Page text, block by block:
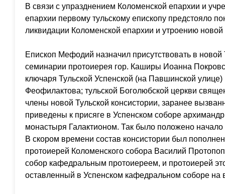
В связи с упразднением Коломенской епархии и
епархии первому тульскому епископу предстояло
ликвидации Коломенской епархии и утроению
Епископ Мефодий назначил присутствовать в новой
семинарии протоиерея гор. Каширы Иоанна
ключаря Тульской Успенской (на Павшинской
Феофилактова; тульской Боголюбской церкви
члены новой Тульской консистории, заранее
приведены к присяге в Успенском соборе
монастыря Галактионом. Так было положено начало
В скором времени состав консистории был
протоиерей Коломенского собора Василий
собор кафедральным протоиереем, и протоиерей
оставленный в Успенском кафедральном соборе на